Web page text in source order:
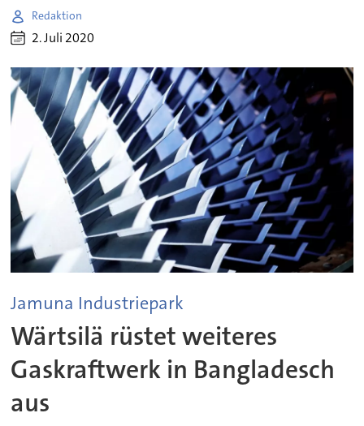
Redaktion
2. Juli 2020
Jamuna Industriepark
Wärtsilä rüstet weiteres
Gaskraftwerk in Bangladesch
aus